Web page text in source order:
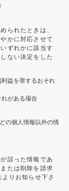
られたときは、
かに対応させて
ずれかに該当す
ない決定をした
益を害するおそれ
がある場合
の個人情報以外の情
誤った情報であ
たは削除を請求
りお知らせ下さ